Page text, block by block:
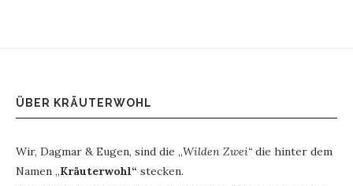
ÜBER KRÄUTERWOHL
Wir, Dagmar & Eugen, sind die „Wilden Zwei“ die hinter dem
Namen „Kräuterwohl“ stecken.